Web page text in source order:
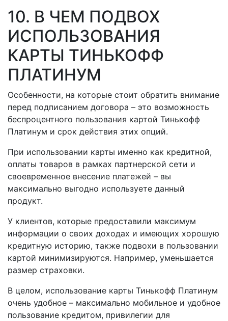
10. В ЧЕМ ПОДВОХ
ИСПОЛЬЗОВАНИЯ
КАРТЫ ТИНЬКОФФ
ПЛАТИНУМ
Особенности, на которые стоит обратить внимание
перед подписанием договора – это возможность
беспроцентного пользования картой Тинькофф
Платинум и срок действия этих опций.
При использовании карты именно как кредитной,
оплаты товаров в рамках партнерской сети и
своевременное внесение платежей – вы
максимально выгодно используете данный
продукт.
У клиентов, которые предоставили максимум
информации о своих доходах и имеющих хорошую
кредитную историю, также подвохи в пользовании
картой минимизируются. Например, уменьшается
размер страховки.
В целом, использование карты Тинькофф Платинум
очень удобное – максимально мобильное и удобное
пользование кредитом, привилегии для